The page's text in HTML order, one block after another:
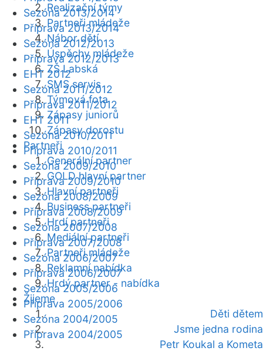
Realizační týmy
Partneři mládeže
Nábor dětí
Úspěchy mládeže
ZŠ Labská
SMS servis
Týmová fota
Zápasy juniorů
Zápasy dorostu
Partneři
Generální partner
GOLD hlavní partner
Hlavní partneři
Business partneři
Hrdí partneři
Mediální partneři
Partneři mládeže
Reklamní nabídka
Hrdý partner - nabídka
Žijeme
Děti dětem
Jsme jedna rodina
Petr Koukal a Kometa
Sezóna 2013/2014
Příprava 2013/2014
Sezóna 2012/2013
Příprava 2012/2013
EHT 2012
Sezóna 2011/2012
Příprava 2011/2012
EHT 2011
Sezóna 2010/2011
Příprava 2010/2011
Sezóna 2009/2010
Příprava 2009/2010
Sezóna 2008/2009
Příprava 2008/2009
Sezóna 2007/2008
Příprava 2007/2008
Sezóna 2006/2007
Příprava 2006/2007
Sezóna 2005/2006
Příprava 2005/2006
Sezóna 2004/2005
Příprava 2004/2005